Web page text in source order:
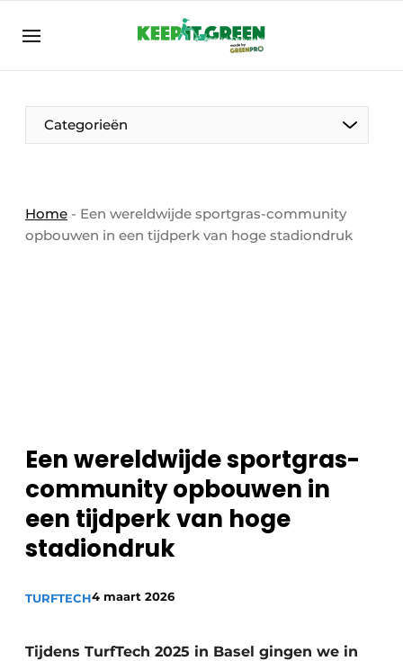
NL ENG FR
Categorieën
Home - Een wereldwijde sportgras-community
opbouwen in een tijdperk van hoge stadiondruk
Een wereldwijde sportgras-
community opbouwen in
een tijdperk van hoge
stadiondruk
TURFTECH4 maart 2026
Tijdens TurfTech 2025 in Basel gingen we in